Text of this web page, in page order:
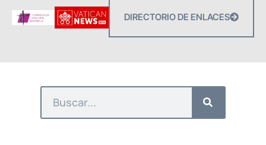
DIRECTORIO DE ENLACES